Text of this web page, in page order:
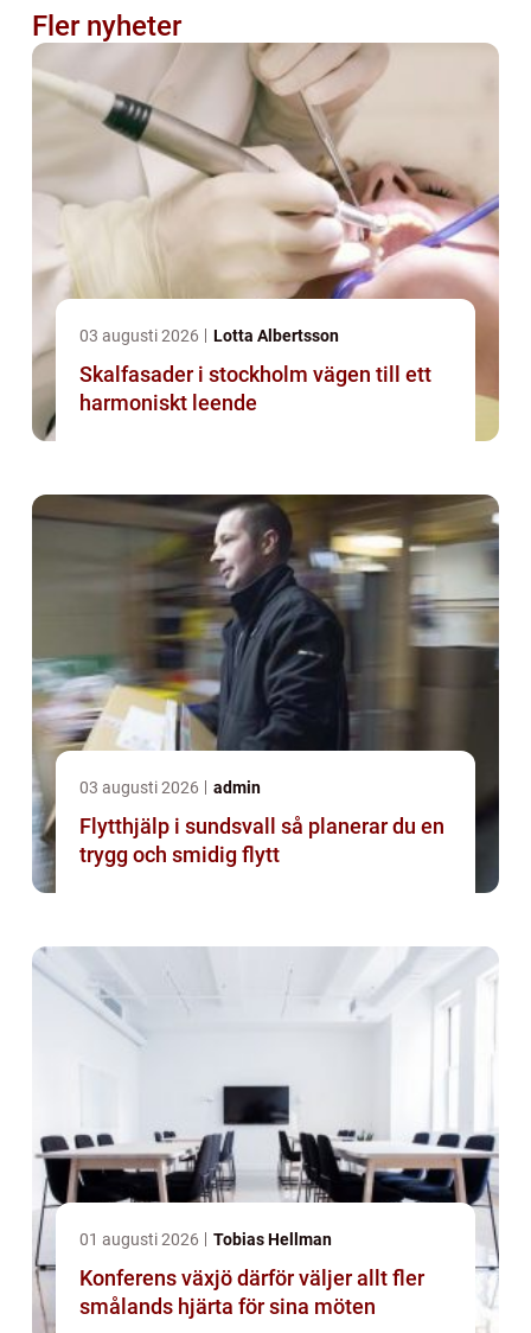
Fler nyheter
03 augusti 2026 Lotta Albertsson
Skalfasader i stockholm vägen till ett
harmoniskt leende
03 augusti 2026 admin
Flytthjälp i sundsvall så planerar du en
trygg och smidig flytt
01 augusti 2026 Tobias Hellman
Konferens växjö därför väljer allt fler
smålands hjärta för sina möten